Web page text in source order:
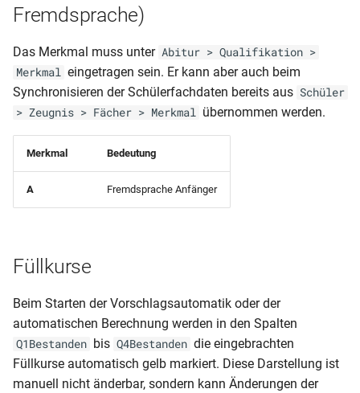
Fremdsprache)
Das Merkmal muss unter Abitur > Qualifikation >
Merkmal eingetragen sein. Er kann aber auch beim
Synchronisieren der Schülerfachdaten bereits aus Schüler
> Zeugnis > Fächer > Merkmal übernommen werden.
Merkmal Bedeutung
A Fremdsprache Anfänger
Füllkurse
Beim Starten der Vorschlagsautomatik oder der
automatischen Berechnung werden in den Spalten
Q1Bestanden bis Q4Bestanden die eingebrachten
Füllkurse automatisch gelb markiert. Diese Darstellung ist
manuell nicht änderbar, sondern kann Änderungen der